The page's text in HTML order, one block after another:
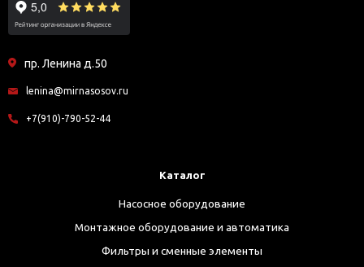
пр. Ленина д.50
lenina@mirnasosov.ru
+7(910)-790-52-44
Каталог
Насосное оборудование
Монтажное оборудование и автоматика
Фильтры и сменные элементы